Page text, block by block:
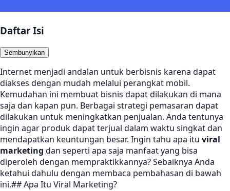
Daftar Isi
Sembunyikan
Internet menjadi andalan untuk berbisnis karena dapat
diakses dengan mudah melalui perangkat mobil.
Kemudahan ini membuat bisnis dapat dilakukan di mana
saja dan kapan pun. Berbagai strategi pemasaran dapat
dilakukan untuk meningkatkan penjualan. Anda tentunya
ingin agar produk dapat terjual dalam waktu singkat dan
mendapatkan keuntungan besar. Ingin tahu apa itu viral
marketing dan seperti apa saja manfaat yang bisa
diperoleh dengan mempraktikkannya? Sebaiknya Anda
ketahui dahulu dengan membaca pembahasan di bawah
ini.## Apa Itu Viral Marketing?